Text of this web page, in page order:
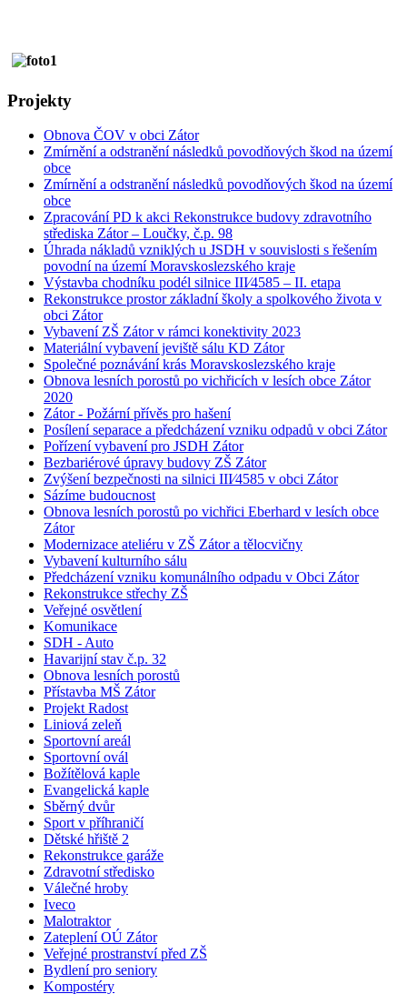
Projekty
Obnova ČOV v obci Zátor
Zmírnění a odstranění následků povodňových škod na území
obce
Zmírnění a odstranění následků povodňových škod na území
obce
Zpracování PD k akci Rekonstrukce budovy zdravotního
střediska Zátor – Loučky, č.p. 98
Úhrada nákladů vzniklých u JSDH v souvislosti s řešením
povodní na území Moravskoslezského kraje
Výstavba chodníku podél silnice III⁄4585 – II. etapa
Rekonstrukce prostor základní školy a spolkového života v
obci Zátor
Vybavení ZŠ Zátor v rámci konektivity 2023
Materiální vybavení jeviště sálu KD Zátor
Společné poznávání krás Moravskoslezského kraje
Obnova lesních porostů po vichřicích v lesích obce Zátor
2020
Zátor - Požární přívěs pro hašení
Posílení separace a předcházení vzniku odpadů v obci Zátor
Pořízení vybavení pro JSDH Zátor
Bezbariérové úpravy budovy ZŠ Zátor
Zvýšení bezpečnosti na silnici III⁄4585 v obci Zátor
Sázíme budoucnost
Obnova lesních porostů po vichřici Eberhard v lesích obce
Zátor
Modernizace ateliéru v ZŠ Zátor a tělocvičny
Vybavení kulturního sálu
Předcházení vzniku komunálního odpadu v Obci Zátor
Rekonstrukce střechy ZŠ
Veřejné osvětlení
Komunikace
SDH - Auto
Havarijní stav č.p. 32
Obnova lesních porostů
Přístavba MŠ Zátor
Projekt Radost
Liniová zeleň
Sportovní areál
Sportovní ovál
Božítělová kaple
Evangelická kaple
Sběrný dvůr
Sport v příhraničí
Dětské hřiště 2
Rekonstrukce garáže
Zdravotní středisko
Válečné hroby
Iveco
Malotraktor
Zateplení OÚ Zátor
Veřejné prostranství před ZŠ
Bydlení pro seniory
Kompostéry